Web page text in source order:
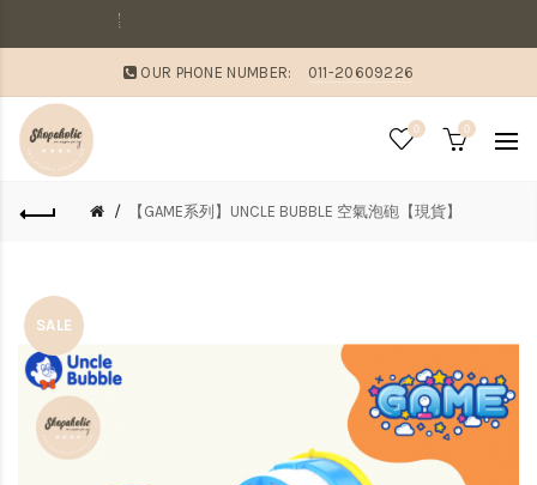
OUR PHONE NUMBER: 011-20609226
0 0
【GAME系列】UNCLE BUBBLE 空氣泡砲【現貨】
SALE